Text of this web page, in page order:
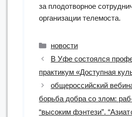
за плодотворное
организации телемоста.
Рубрики
новости
В Уфе состоялся
практикум «Доступная
общероссийский
борьба добра со злом:
“высоким фэнтези”.